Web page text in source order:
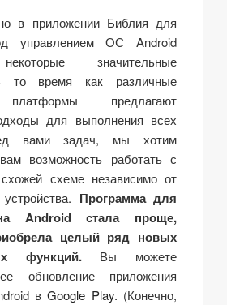
в приложении Библия для
управлением ОС Android
значительные
то время как различные
предлагают
для выполнения всех
вами задач, мы хотим
возможность работать с
схеме независимо от
Программа для
Android стала проще,
целый ряд новых
функций.Вы можете
обновление приложения
вGoogle Play. (Конечно,